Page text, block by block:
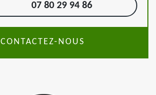
07 80 29 94 86
CONTACTEZ-NOUS